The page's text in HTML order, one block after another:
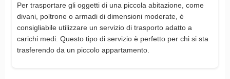
Per trasportare gli oggetti di una piccola abitazione, come
divani, poltrone o armadi di dimensioni moderate, è
consigliabile utilizzare un servizio di trasporto adatto a
carichi medi. Questo tipo di servizio è perfetto per chi si sta
trasferendo da un piccolo appartamento.